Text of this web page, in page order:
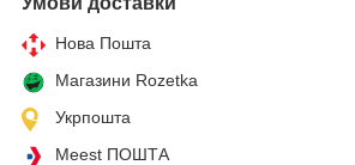
Нова Пошта
Магазини Rozetka
Укрпошта
Meest ПОШТА